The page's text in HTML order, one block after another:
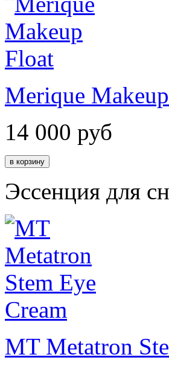
Merique
14 000 руб
Эссенция для
MT Metatron